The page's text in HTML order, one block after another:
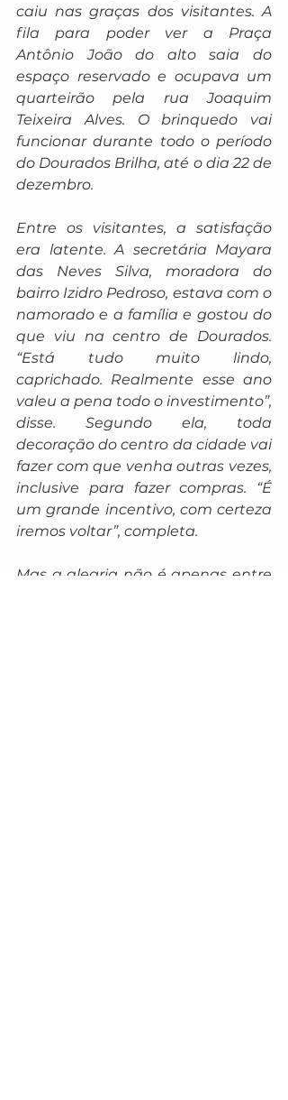
caiu nas graças dos visitantes. A
fila para poder ver a Praça
Antônio João do alto saia do
espaço reservado e ocupava um
quarteirão pela rua Joaquim
Teixeira Alves. O brinquedo vai
funcionar durante todo o período
do Dourados Brilha, até o dia 22 de
dezembro.
Entre os visitantes, a satisfação
era latente. A secretária Mayara
das Neves Silva, moradora do
bairro Izidro Pedroso, estava com o
namorado e a família e gostou do
que viu na centro de Dourados.
“Está tudo muito lindo,
caprichado. Realmente esse ano
valeu a pena todo o investimento”,
disse. Segundo ela, toda
decoração do centro da cidade vai
fazer com que venha outras vezes,
inclusive para fazer compras. “É
um grande incentivo, com certeza
iremos voltar”, completa.
Mas a alegria não é apenas entre